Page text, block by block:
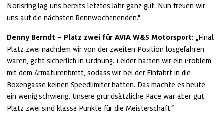
Norisring lag uns bereits letztes Jahr ganz gut. Nun freuen wir
uns auf die nächsten Rennwochenenden.“
Denny Berndt – Platz zwei für AVIA W&S Motorsport: „Final
Platz zwei nachdem wir von der zweiten Position losgefahren
waren, geht sicherlich in Ordnung. Leider hatten wir ein Problem
mit dem Armaturenbrett, sodass wir bei der Einfahrt in die
Boxengasse keinen Speedlimiter hatten. Das machte es heute
ein wenig schwierig. Unsere grundsätzliche Pace war aber gut.
Platz zwei sind klasse Punkte für die Meisterschaft.“